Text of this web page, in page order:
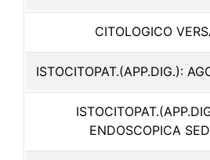
CITOLOGICO
ISTOCITOPAT.(APP.DIG.):
ENDOSCOPICA